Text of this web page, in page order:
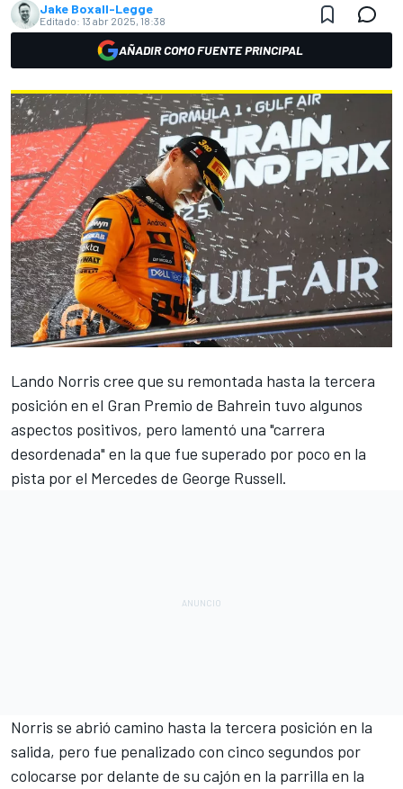
Jake Boxall-Legge
Editado: 13 abr 2025, 18:38
AÑADIR COMO FUENTE PRINCIPAL
Lando Norris cree que su remontada hasta la tercera
posición en el Gran Premio de Bahrein tuvo algunos
aspectos positivos, pero lamentó una "carrera
desordenada" en la que fue superado por poco en la
pista por el Mercedes de George Russell.
Norris se abrió camino hasta la tercera posición en la
salida, pero fue penalizado con cinco segundos por
colocarse por delante de su cajón en la parrilla en la